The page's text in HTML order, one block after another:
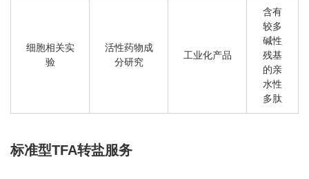
细胞相关实
验
活性药物成
分研究
工业化产品
含有
较多
碱性
残基
的亲
水性
多肽
标准型TFA转盐服务